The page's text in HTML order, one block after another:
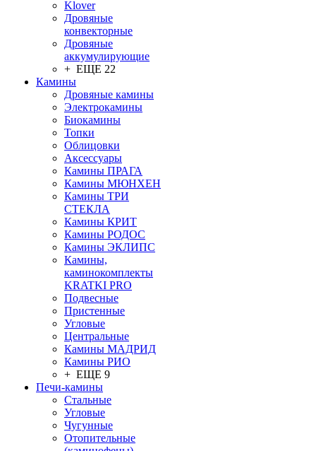
Klover
Дровяные
конвекторные
Дровяные
аккумулирующие
+ ЕЩЕ 22
Камины
Дровяные камины
Электрокамины
Биокамины
Топки
Облицовки
Аксессуары
Камины ПРАГА
Камины МЮНХЕН
Камины ТРИ
СТЕКЛА
Камины КРИТ
Камины РОДОС
Камины ЭКЛИПС
Камины,
каминокомплекты
KRATKI PRO
Подвесные
Пристенные
Угловые
Центральные
Камины МАДРИД
Камины РИО
+ ЕЩЕ 9
Печи-камины
Стальные
Угловые
Чугунные
Отопительные